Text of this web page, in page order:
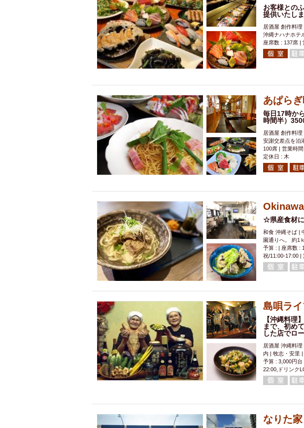
お客様との
提供いたしま
居酒屋 創作料
沖縄ナハナホテ
座席数 : 137席 |
あぱら
毎日17時か
時間半）
居酒屋 創作料
安謝交差点を泊
100席 | 営業時
定休日 : 木
☆県産食材
和食 沖縄そば |
園通りへ。 約1
予算 : | 座席数 :
祝/11:00-17:00 |
島唄ラ
【沖縄料理
まで、初め
した店でロ
居酒屋 沖縄料
内 | 牧志・安里
予算 : 3,000円
22:00,ドリンク
なりた家